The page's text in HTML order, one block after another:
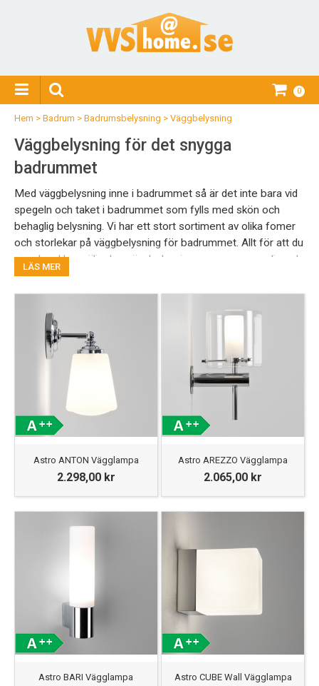
0
Hem > Badrum > Badrumsbelysning > Väggbelysning
Väggbelysning för det snygga
badrummet
Med väggbelysning inne i badrummet så är det inte bara vid
spegeln och taket i badrummet som fylls med skön och
behaglig belysning. Vi har ett stort sortiment av olika fomer
och storlekar på väggbelysning för badrummet. Allt för att du
som kund kan välja den väggbelysningen som passar dig och
ditt badrum bäst. Har du några frågor eller vill ha mer
information så är du välkommen att kontakta vår kundtjänst.
LÄS MER
Astro ANTON Vägglampa
2.298,00 kr
Astro AREZZO Vägglampa
2.065,00 kr
Astro BARI Vägglampa Astro CUBE Wall Vägglampa